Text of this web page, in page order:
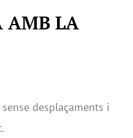
AMB LA
sense desplaçaments i